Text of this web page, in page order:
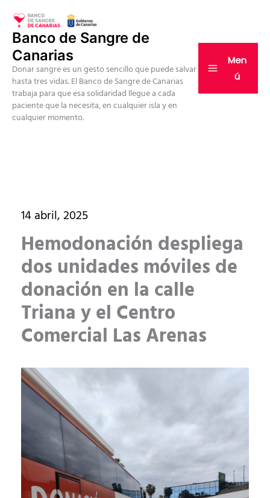
contenido
Banco de Sangre de
Canarias
Donar sangre es un gesto sencillo que puede salvar
hasta tres vidas. El Banco de Sangre de Canarias
trabaja para que esa solidaridad llegue a cada
paciente que la necesita, en cualquier isla y en
cualquier momento.
Men
ú
14 abril, 2025
Hemodonación despliega
dos unidades móviles de
donación en la calle
Triana y el Centro
Comercial Las Arenas